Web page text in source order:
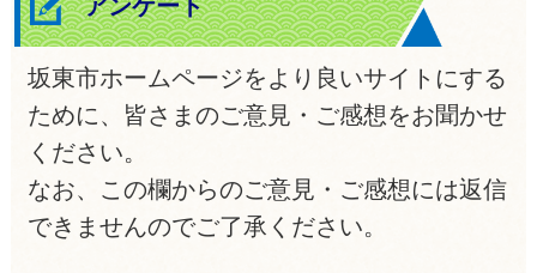
アンケート
坂東市ホームページをより良いサイトにする
ために、皆さまのご意見・ご感想をお聞かせ
ください。
なお、この欄からのご意見・ご感想には返信
できませんのでご了承ください。